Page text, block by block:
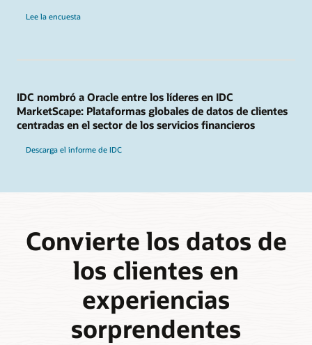
Lee la encuesta
IDC nombró a Oracle entre los líderes en IDC
MarketScape: Plataformas globales de datos de clientes
centradas en el sector de los servicios financieros
Descarga el informe de IDC
Convierte los datos de
los clientes en
experiencias
sorprendentes